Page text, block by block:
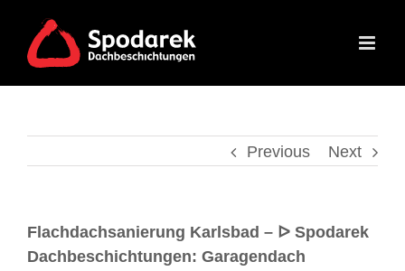
Previous Next
Flachdachsanierung Karlsbad – ᐅ Spodarek
Dachbeschichtungen: Garagendach